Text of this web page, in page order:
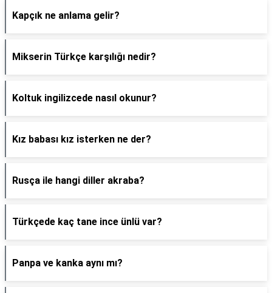
Kapçık ne anlama gelir?
Mikserin Türkçe karşılığı nedir?
Koltuk ingilizcede nasıl okunur?
Kız babası kız isterken ne der?
Rusça ile hangi diller akraba?
Türkçede kaç tane ince ünlü var?
Panpa ve kanka aynı mı?